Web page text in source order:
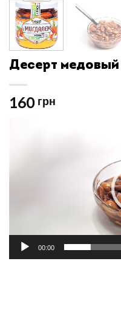
Десерт
160 грн
00:00